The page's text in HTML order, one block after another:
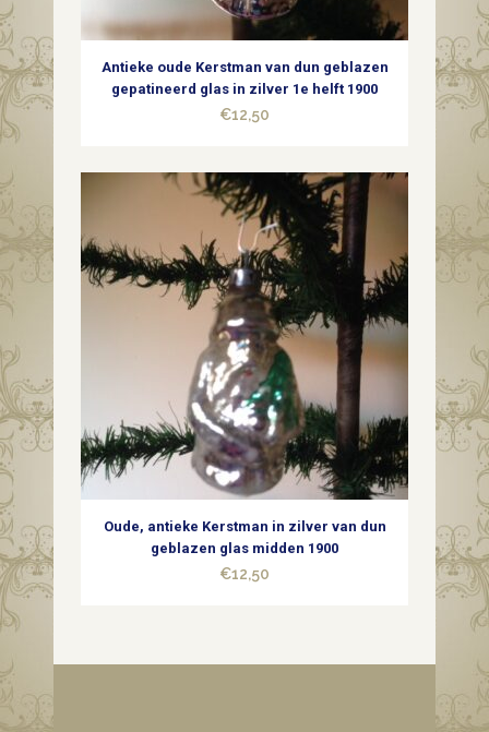
Antieke oude Kerstman van dun geblazen
gepatineerd glas in zilver 1e helft 1900
€12,50
Oude, antieke Kerstman in zilver van dun
geblazen glas midden 1900
€12,50